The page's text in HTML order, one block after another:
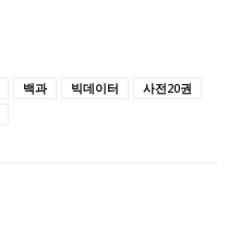
백과 빅데이터
사전20권